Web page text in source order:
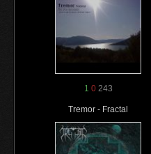
1 0243
Tremor - Fractal